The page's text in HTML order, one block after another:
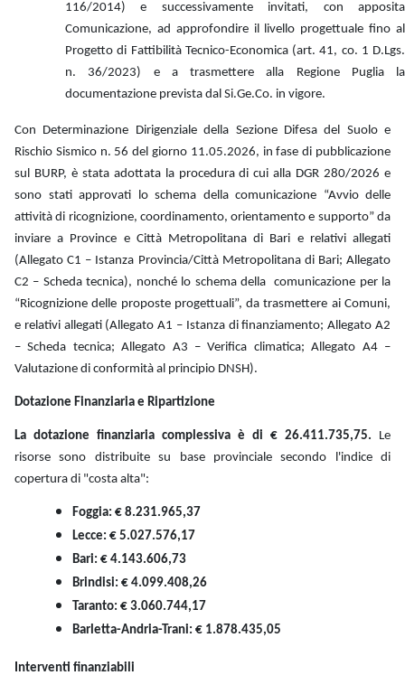
116/2014) e successivamente invitati, con apposita
Comunicazione, ad approfondire il livello progettuale fino al
Progetto di Fattibilità Tecnico-Economica (art. 41, co. 1 D.Lgs.
n. 36/2023) e a trasmettere alla Regione Puglia la
documentazione prevista dal Si.Ge.Co. in vigore.
Con Determinazione Dirigenziale della Sezione Difesa del Suolo e
Rischio Sismico n. 56 del giorno 11.05.2026, in fase di pubblicazione
sul BURP, è stata adottata la procedura di cui alla DGR 280/2026 e
sono stati approvati lo schema della comunicazione “Avvio delle
attività di ricognizione, coordinamento, orientamento e supporto” da
inviare a Province e Città Metropolitana di Bari e relativi allegati
(Allegato C1 – Istanza Provincia/Città Metropolitana di Bari; Allegato
C2 – Scheda tecnica), nonché lo schema della comunicazione per la
“Ricognizione delle proposte progettuali”, da trasmettere ai Comuni,
e relativi allegati (Allegato A1 – Istanza di finanziamento; Allegato A2
– Scheda tecnica; Allegato A3 – Verifica climatica; Allegato A4 –
Valutazione di conformità al principio DNSH).
Dotazione Finanziaria e Ripartizione
La dotazione finanziaria complessiva è di € 26.411.735,75. Le
risorse sono distribuite su base provinciale secondo l'indice di
copertura di "costa alta":
Foggia: € 8.231.965,37
Lecce: € 5.027.576,17
Bari: € 4.143.606,73
Brindisi: € 4.099.408,26
Taranto: € 3.060.744,17
Barletta-Andria-Trani: € 1.878.435,05
Interventi finanziabili